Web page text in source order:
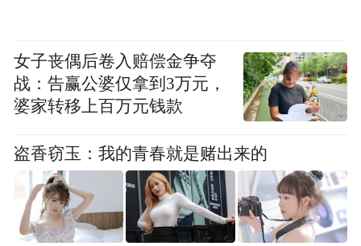
十年来，龙虎山坚持“以文塑旅、以旅彰
文”，让古老文脉实现活态传承与创新表达。
女子丧偶后卷入赔偿金争夺
战：告赢公婆仅拿到3万元，
婆家转移上百万元钱款
盗香窃玉：我的青春就是赌出来的